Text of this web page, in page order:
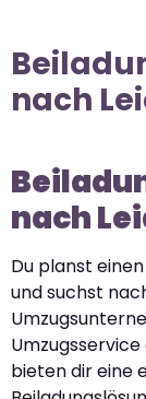
nach
nach
Du planst
und suchst
bieten dir eine